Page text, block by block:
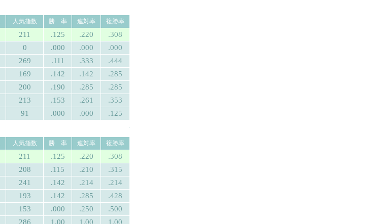
人気指数 勝 率 連対率
複勝率
211 .125 .220 .308
0 .000 .000 .000
269 .111 .333 .444
169 .142 .142 .285
200 .190 .285 .285
213 .153 .261 .353
91 .000 .000 .125
.
人気指数 勝 率 連対率
複勝率
211 .125 .220 .308
208 .115 .210 .315
241 .142 .214 .214
193 .142 .285 .428
153 .000 .250 .500
286 1.00 1.00 1.00